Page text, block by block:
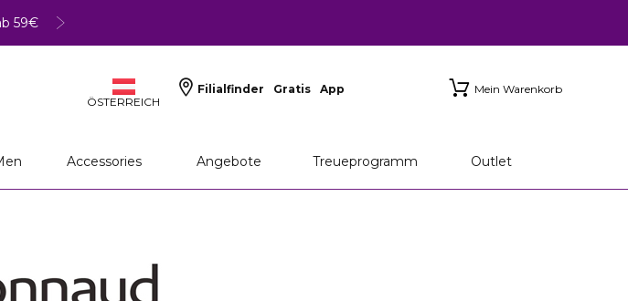
59€
ÖSTERREICH
Filialfinder Gratis App Mein Warenkorb
Accessories Angebote Treueprogramm Outlet